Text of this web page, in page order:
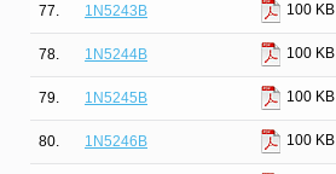
77. 1N5243B 100 KB
78. 1N5244B 100 KB
79. 1N5245B 100 KB
80. 1N5246B 100 KB